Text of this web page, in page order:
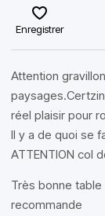
Enregistrer
Attention
réel plaisir pour
Il y a de quoi se
ATTENTION col
Très bonne
recommande